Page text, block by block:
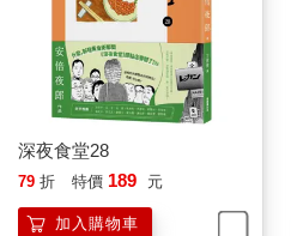
深夜食堂28
79 折 特價 189 元
加入購物車